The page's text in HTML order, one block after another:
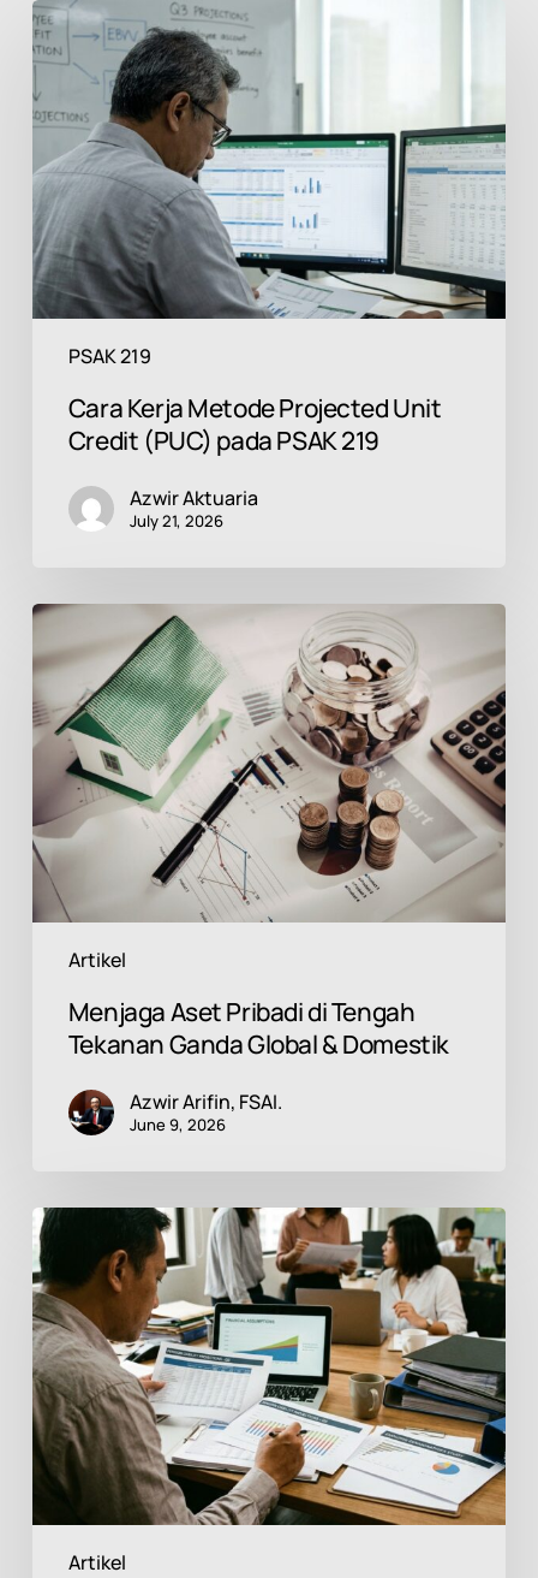
PSAK 219
Cara
Kerja
Metode
Projected
Unit
Credit
(PUC)
pada
PSAK
219
Cara Kerja Metode Projected Unit
Credit (PUC) pada PSAK 219
Azwir Aktuaria
July 21, 2026
Artikel
Menjaga
Aset
Pribadi
di
Tengah
Tekanan
Ganda
Global
&
Domestik
Menjaga Aset Pribadi di Tengah
Tekanan Ganda Global & Domestik
Azwir Arifin, FSAI.
June 9, 2026
Artikel
Jasa
Aktuaria
sebagai
Pendukung
PSAK
219:
Mengapa
Perusahaan
Membutuhkan
Pendekatan
yang
Tepat?